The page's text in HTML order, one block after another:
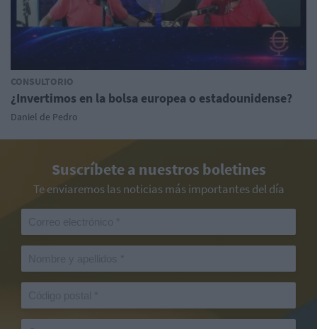
CONSULTORIO
¿Invertimos en la bolsa europea o estadounidense?
Daniel de Pedro
Suscríbete a nuestros boletines
Te enviaremos las noticias más importantes del día